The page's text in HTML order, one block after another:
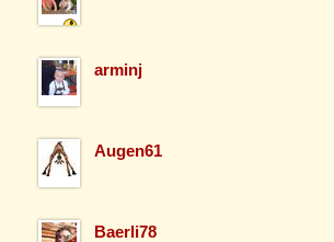
arminj
Augen61
Baerli78